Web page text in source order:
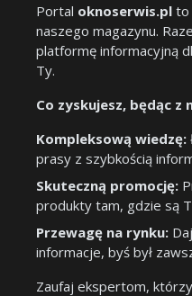
Portal oknoserwis.pl to
naszego magazynu.
platformę informacyjną
Ty.
Co zyskujesz, będąc z
Kompleksową wiedzę:
prasy z szybkością
Skuteczną promocję:
produkty tam, gdzie są
Przewagę na rynku:
informacje, byś był
Zaufaj ekspertom,